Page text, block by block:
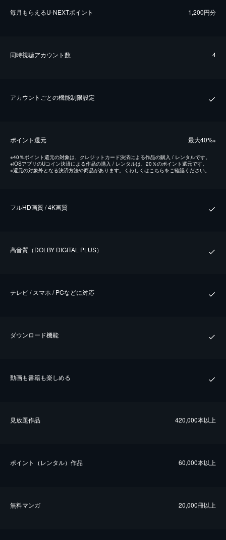
毎⽉もらえるU-NEXTポイント 1,200円分
同時視聴アカウント数 4
アカウントごとの機能制限設定
ポイント還元 最⼤40%※
※40％ポイント還元の対象は、クレジットカード決済による作品の購入 / レンタルです。
※iOSアプリのUコイン決済による作品の購入 / レンタルは、20％のポイント還元です。
※還元の対象外となる決済方法や商品があります。くわしくは こちらをご確認ください。
フルHD画質 / 4K画質
⾼⾳質（DOLBY DIGITAL PLUS）
テレビ / スマホ / PCなどに対応
ダウンロード機能
動画も書籍も楽しめる
⾒放題作品 420,000本以上
ポイント（レンタル）作品 60,000本以上
無料マンガ 20,000冊以上